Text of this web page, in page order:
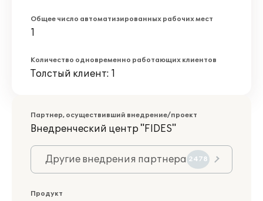
Общее число автоматизированных рабочих мест
1
Количество одновременно работающих клиентов
Толстый клиент: 1
Партнер, осуществивший внедрение/проект
Внедренческий центр "FIDES"
Другие внедрения партнера 2478
Продукт